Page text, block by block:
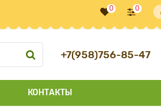
0 0
+7(958)756-85-47
КОНТАКТЫ